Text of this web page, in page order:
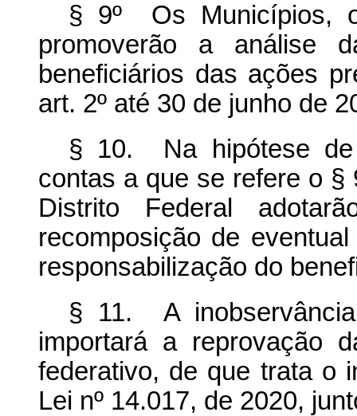
§ 9º Os Municípios,
promoverão a análise
beneficiários das ações
art. 2º até 30 de junho de
§ 10. Na hipótese de
contas a que se refere o §
Distrito Federal
recomposição de
responsabilização do
§ 11. A
importará a reprovação
federativo, de que trata o
Lei nº 14.017, de 2020,